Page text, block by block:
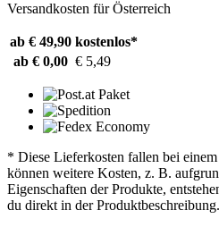
Versandkosten für Österreich
ab € 49,90 kostenlos*
ab € 0,00 € 5,49
* Diese Lieferkosten fallen bei
können weitere Kosten, z. B.
Eigenschaften der Produkte,
du direkt in der Produktbeschreibung.